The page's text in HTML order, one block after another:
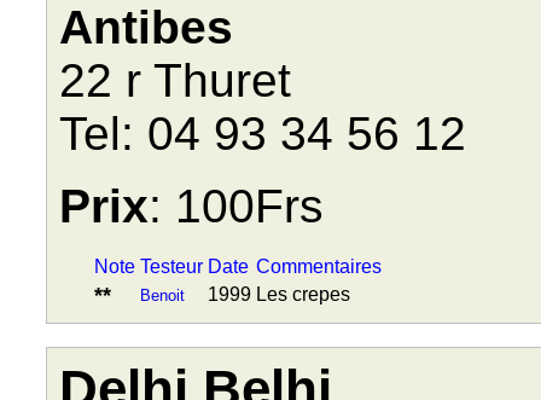
Antibes
22 r Thuret
Tel: 04 93 34 56 12
Prix: 100Frs
Note Testeur Date Commentaires
** Benoit 1999 Les crepes